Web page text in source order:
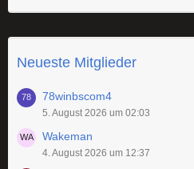
Neueste Mitglieder
78winbscom4
5. August 2026 um 02:03
Wakeman
4. August 2026 um 12:37